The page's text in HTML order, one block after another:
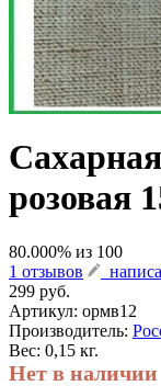
розовая
80.000% из 100
1 отзывов
299 руб.
Артикул: ормв12
Производитель:
Вес: 0,15 кг.
Нет в наличии